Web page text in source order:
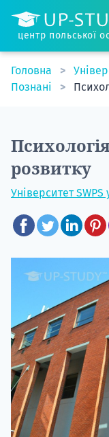
центр польської
Головна
Познані
розвитку
Університет SWPS